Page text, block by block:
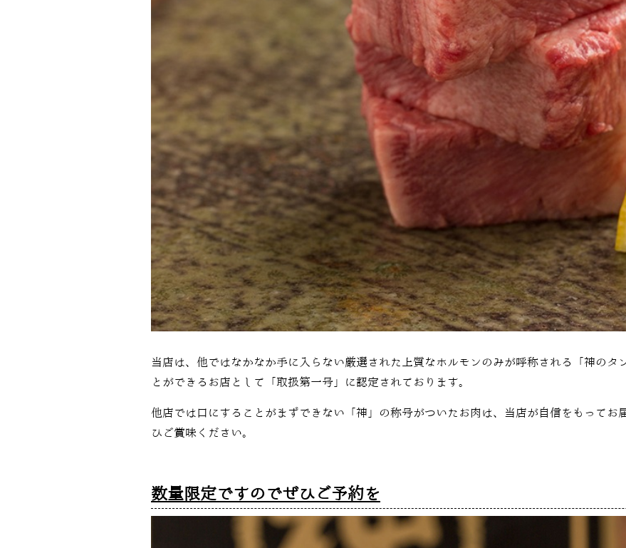
当店は、他ではなかなか手に入らない厳選された上質なホルモンのみが呼称される「神のタ
とができるお店として「取扱第一号」に認定されております。
他店では口にすることがまずできない「神」の称号がついたお肉は、当店が自信をもってお
ひご賞味ください。
数量限定ですのでぜひご予約を